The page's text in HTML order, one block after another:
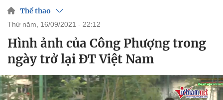
Thể thao
thứ năm, 16/09/2021 - 22:12
Hình ảnh của Công Phượng trong
ngày trở lại ĐT Việt Nam